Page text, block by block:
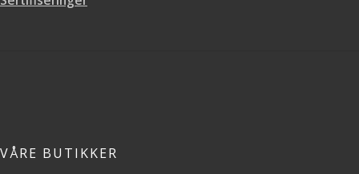
VÅRE BUTIKKER